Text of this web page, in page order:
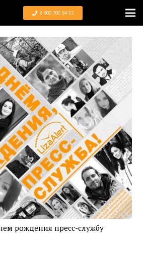
8 800 700 54 52
рождения пресс-службу